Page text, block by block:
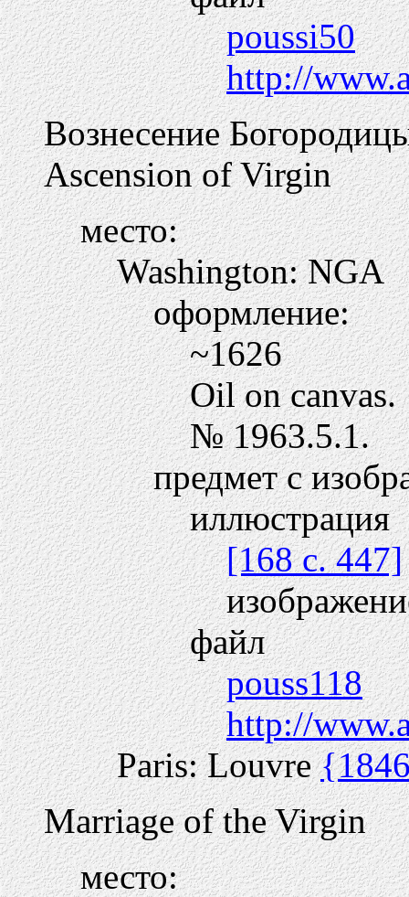
poussi50
http://
Вознесение
Ascension of Virgin
место:
Washington: NGA
оформление:
~1626
Oil on canvas.
№ 1963.5.1.
предмет с
иллюстрация
[168 c. 447]
файл
pouss118
http://
Paris: Louvre
Marriage of the Virgin
место: